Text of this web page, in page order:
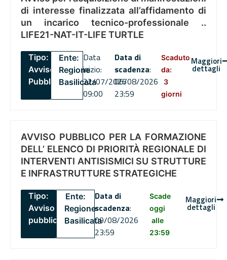
di interesse finalizzata all’affidamento di
un incarico tecnico-professionale ..
LIFE21-NAT-IT-LIFE TURTLE
Tipo:
Avviso
Pubblico
Ente:
Regione
Basilicata
Data
inizio:
22/07/2026
09:00
Data di
scadenza:
06/08/2026
23:59
Scaduto
da:
3
giorni
Maggiori
dettagli
AVVISO PUBBLICO PER LA FORMAZIONE
DELL’ ELENCO DI PRIORITÀ REGIONALE DI
INTERVENTI ANTISISMICI SU STRUTTURE
E INFRASTRUTTURE STRATEGICHE
Tipo:
Avviso
pubblico
Ente:
Regione
Basilicata
Data di
scadenza:
09/08/2026
23:59
Scade
oggi
alle
23:59
Maggiori
dettagli